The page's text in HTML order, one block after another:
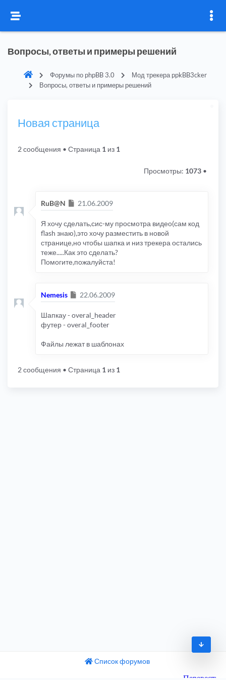
Вопросы, ответы и примеры решений
Форумы по phpBB 3.0
Мод трекера ppkBB3cker
Вопросы, ответы и примеры решений
Новая страница
2 сообщения • Страница 1 из 1
Просмотры: 1073 •
RuB@N Сообщение
21.06.2009
Я хочу сделать,сис-му просмотра видео(сам код
flash знаю),это хочу разместить в новой
странице,но чтобы шапка и низ трекера остались
теже.....Как это сделать?
Помогите,пожалуйста!
Nemesis Сообщение
22.06.2009
Шапкау - overal_header
футер - overal_footer
Файлы лежат в шаблонах
2 сообщения • Страница 1 из 1
Список форумов